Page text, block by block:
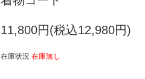
11,800円(税込12,980円)
在庫状況 在庫無し